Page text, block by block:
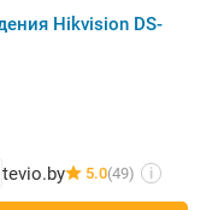
Hikvision DS-
tevio.by 5.0(49) i